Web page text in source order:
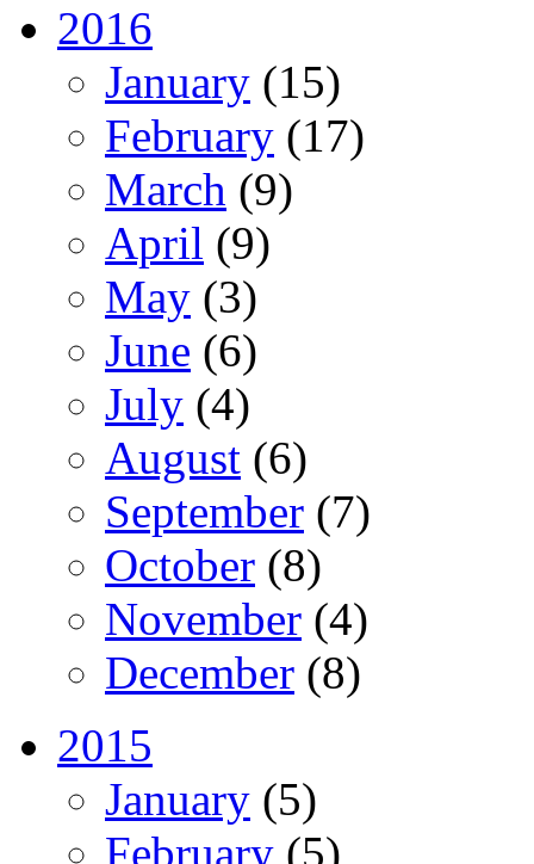
2016
January (15)
February (17)
March (9)
April (9)
May (3)
June (6)
July (4)
August (6)
September (7)
October (8)
November (4)
December (8)
2015
January (5)
February (5)